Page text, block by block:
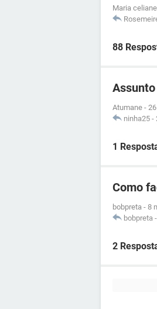
Maria
88
Atumane -
ninha25 -
1
Como
bobpreta - 8
bobpreta -
2